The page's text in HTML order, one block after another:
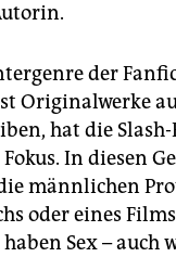
der
Originalwerke
hat die
In diesen
männlichen
oder eines
Sex – auch